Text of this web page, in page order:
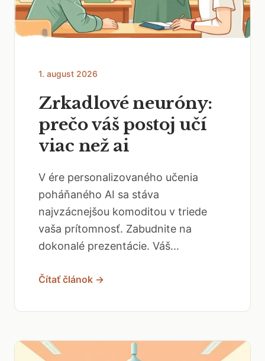
1. august 2026
Zrkadlové neuróny:
prečo váš postoj učí
viac než ai
V ére personalizovaného učenia
poháňaného AI sa stáva
najvzácnejšou komoditou v triede
vaša prítomnosť. Zabudnite na
dokonalé prezentácie. Váš...
Čítať článok →